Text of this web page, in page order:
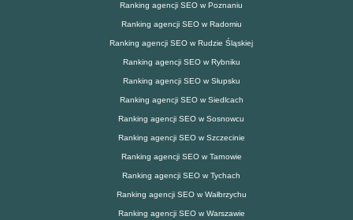
Ranking agencji SEO w Poznaniu
Ranking agencji SEO w Radomiu
Ranking agencji SEO w Rudzie Śląskiej
Ranking agencji SEO w Rybniku
Ranking agencji SEO w Słupsku
Ranking agencji SEO w Siedlcach
Ranking agencji SEO w Sosnowcu
Ranking agencji SEO w Szczecinie
Ranking agencji SEO w Tarnowie
Ranking agencji SEO w Tychach
Ranking agencji SEO w Wałbrzychu
Ranking agencji SEO w Warszawie